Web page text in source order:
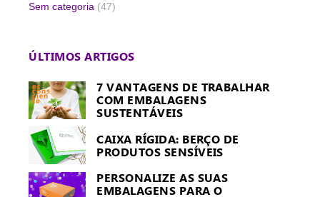
Sem categoria (47)
ÚLTIMOS ARTIGOS
7 VANTAGENS DE TRABALHAR
COM EMBALAGENS
SUSTENTÁVEIS
CAIXA RÍGIDA: BERÇO DE
PRODUTOS SENSÍVEIS
PERSONALIZE AS SUAS
EMBALAGENS PARA O